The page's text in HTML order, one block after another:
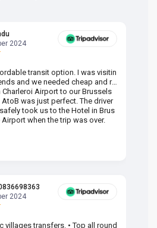
2024
transit option. I was visitin
and we needed cheap and re
Airport to our Brussels
was just perfect. The driver
took us to the Hotel in Brus
when the trip was over.
2024
villages transfers. • Top all round